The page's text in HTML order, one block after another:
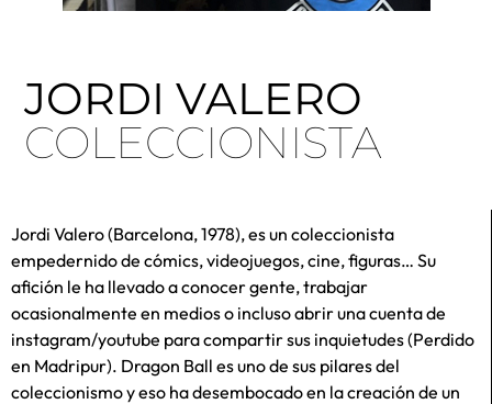
JORDI VALERO
COLECCIONISTA
Jordi Valero (Barcelona, 1978), es un coleccionista
empedernido de cómics, videojuegos, cine, figuras… Su
afición le ha llevado a conocer gente, trabajar
ocasionalmente en medios o incluso abrir una cuenta de
instagram/youtube para compartir sus inquietudes (Perdido
en Madripur). Dragon Ball es uno de sus pilares del
coleccionismo y eso ha desembocado en la creación de un